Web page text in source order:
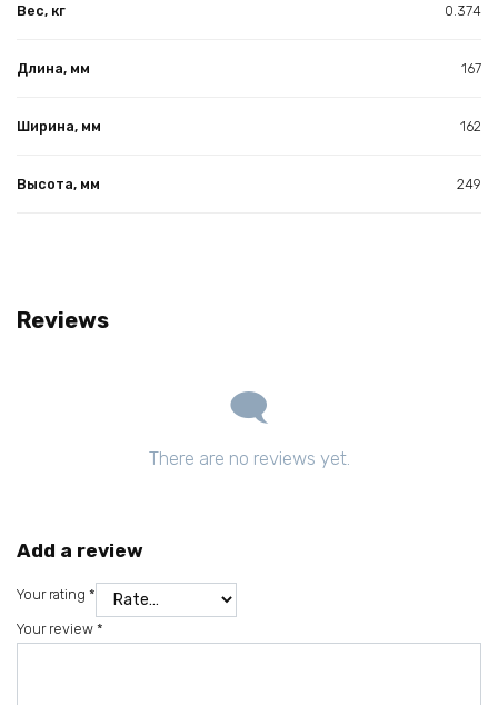
Вес, кг 0.374
Длина, мм 167
Ширина, мм 162
Высота, мм 249
Reviews
There are no reviews yet.
Add a review
Your rating *
Your review *